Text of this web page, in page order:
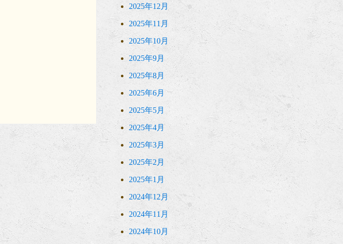
2025年12月
2025年11月
2025年10月
2025年9月
2025年8月
2025年6月
2025年5月
2025年4月
2025年3月
2025年2月
2025年1月
2024年12月
2024年11月
2024年10月